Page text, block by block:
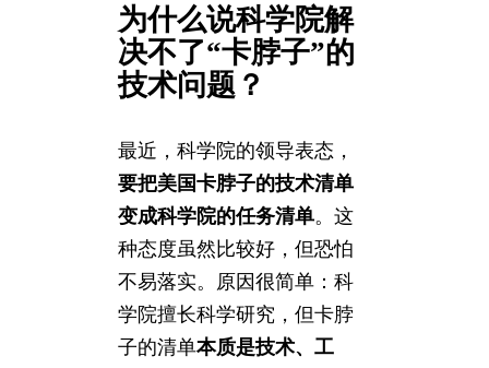
为什么说科学院解
决不了“卡脖子”的
技术问题？
最近，科学院的领导表态，
要把美国卡脖子的技术清单
变成科学院的任务清单。这
种态度虽然比较好，但恐怕
不易落实。原因很简单：科
学院擅长科学研究，但卡脖
子的清单本质是技术、工